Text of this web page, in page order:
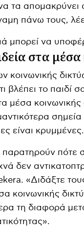
τα
πάνω τους,
στα
κοινωνικής
βλέπει το παιδί
μέσα
είναι κρυμμένες.
πότε
δεν
«Διδάξτε
κοινωνικής
τη διαφορά